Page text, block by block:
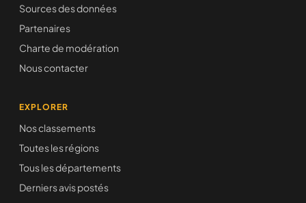
Sources des données
Partenaires
Charte de modération
Nous contacter
EXPLORER
Nos classements
Toutes les régions
Tous les départements
Derniers avis postés